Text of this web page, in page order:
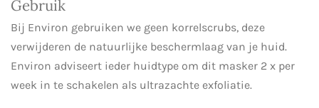
Gebruik
Bij Environ gebruiken we geen korrelscrubs, deze
verwijderen de natuurlijke beschermlaag van je huid.
Environ adviseert ieder huidtype om dit masker 2 x per
week in te schakelen als ultrazachte exfoliatie.